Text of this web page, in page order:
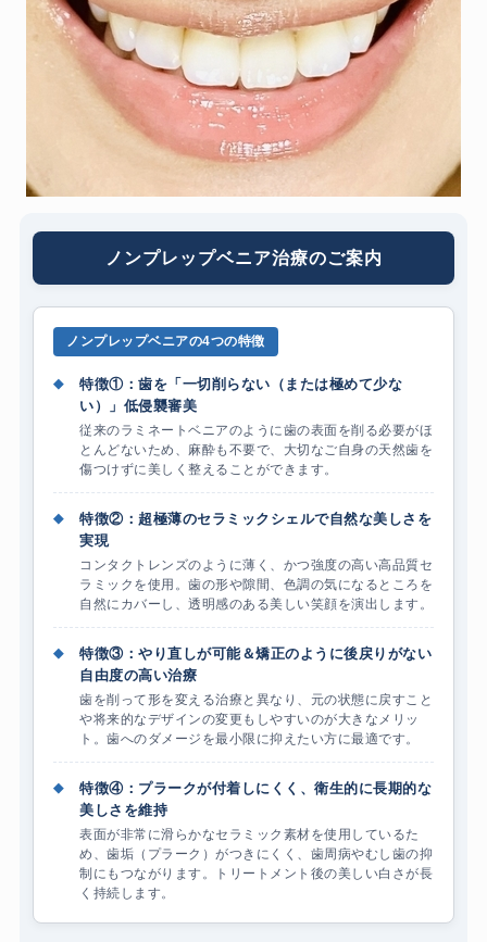
ノンプレップベニア治療のご案内
ノンプレップベニアの4つの特徴
◆
特徴①：歯を「一切削らない（または極めて少な
い）」低侵襲審美
従来のラミネートベニアのように歯の表面を削る必要がほ
とんどないため、麻酔も不要で、大切なご自身の天然歯を
傷つけずに美しく整えることができます。
◆
特徴②：超極薄のセラミックシェルで自然な美しさを
実現
コンタクトレンズのように薄く、かつ強度の高い高品質セ
ラミックを使用。歯の形や隙間、色調の気になるところを
自然にカバーし、透明感のある美しい笑顔を演出します。
◆
特徴③：やり直しが可能＆矯正のように後戻りがない
自由度の高い治療
歯を削って形を変える治療と異なり、元の状態に戻すこと
や将来的なデザインの変更もしやすいのが大きなメリッ
ト。歯へのダメージを最小限に抑えたい方に最適です。
◆
特徴④：プラークが付着しにくく、衛生的に長期的な
美しさを維持
表面が非常に滑らかなセラミック素材を使用しているた
め、歯垢（プラーク）がつきにくく、歯周病やむし歯の抑
制にもつながります。トリートメント後の美しい白さが長
く持続します。